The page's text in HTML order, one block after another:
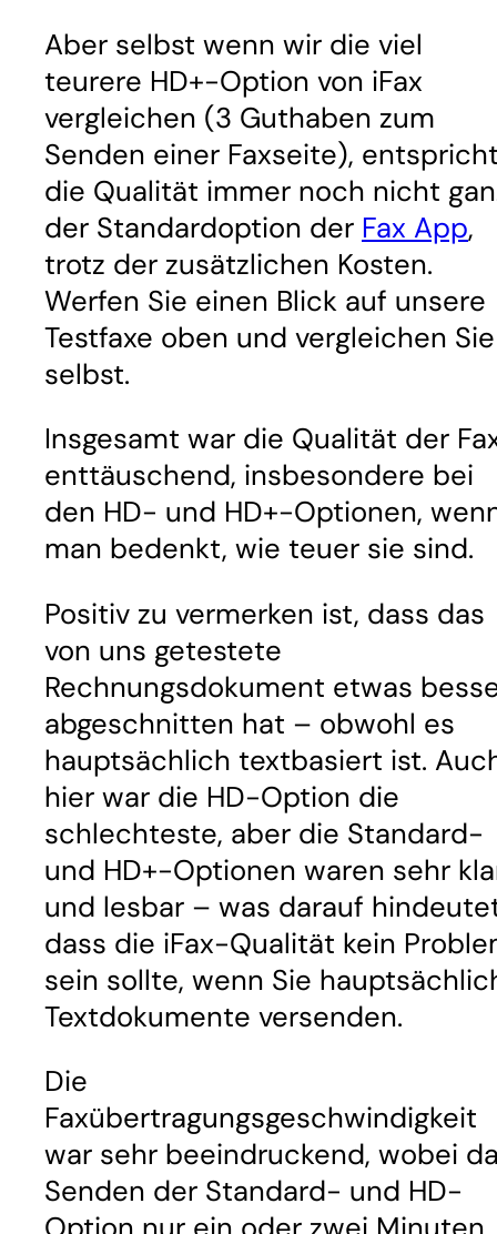
Aber selbst wenn wir die viel
teurere HD+-Option von iFax
vergleichen (3 Guthaben zum
Senden einer Faxseite),
die Qualität immer noch nicht
der Standardoption der Fax App,
trotz der zusätzlichen Kosten.
Werfen Sie einen Blick auf unsere
Testfaxe oben und vergleichen Sie
selbst.
Insgesamt war die Qualität der
enttäuschend, insbesondere bei
den HD- und HD+-Optionen,
man bedenkt, wie teuer sie sind.
Positiv zu vermerken ist, dass das
von uns getestete
Rechnungsdokument etwas
abgeschnitten hat – obwohl es
hauptsächlich textbasiert ist.
hier war die HD-Option die
schlechteste, aber die Standard-
und HD+-Optionen waren sehr
und lesbar – was darauf
dass die iFax-Qualität kein
sein sollte, wenn Sie
Textdokumente versenden.
Die
Faxübertragungsgeschwindigkeit
war sehr beeindruckend, wobei
Senden der Standard- und HD-